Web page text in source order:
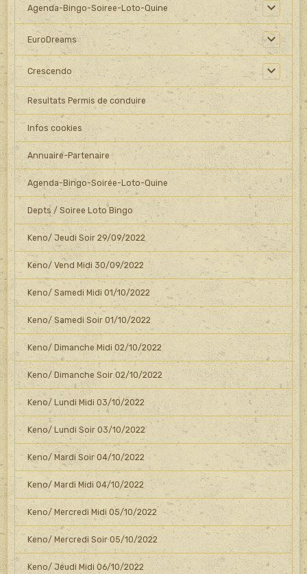
Agenda-Bingo-Soiree-Loto-Quine
EuroDreams
Crescendo
Resultats Permis de conduire
Infos cookies
Annuaire-Partenaire
Agenda-Bingo-Soirée-Loto-Quine
Depts / Soiree Loto Bingo
Keno/ Jeudi Soir 29/09/2022
Keno/ Vend Midi 30/09/2022
Keno/ Samedi Midi 01/10/2022
Keno/ Samedi Soir 01/10/2022
Keno/ Dimanche Midi 02/10/2022
Keno/ Dimanche Soir 02/10/2022
Keno/ Lundi Midi 03/10/2022
Keno/ Lundi Soir 03/10/2022
Keno/ Mardi Soir 04/10/2022
Keno/ Mardi Midi 04/10/2022
Keno/ Mercredi Midi 05/10/2022
Keno/ Mercredi Soir 05/10/2022
Keno/ Jeudi Midi 06/10/2022